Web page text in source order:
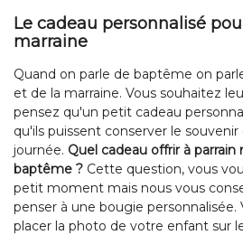
Le cadeau personnalisé
marraine
Quand on parle de baptême on
et de la marraine. Vous souhaitez
pensez qu'un petit cadeau
qu'ils puissent conserver le
journée. Quel cadeau offrir à parrain
baptême ? Cette question, vous
petit moment mais nous vous
penser à une bougie personnalisée.
placer la photo de votre enfant sur